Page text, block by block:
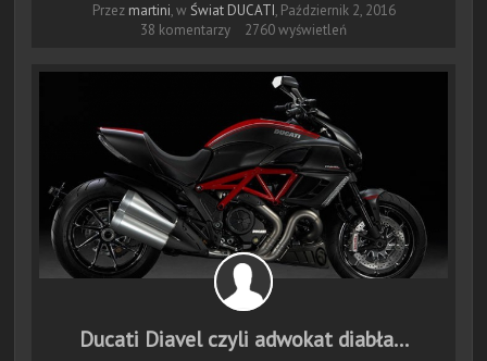
Przez martini, w Świat DUCATI, Październik 2, 2016
38 komentarzy
2760 wyświetleń
Ducati Diavel czyli adwokat diabła...